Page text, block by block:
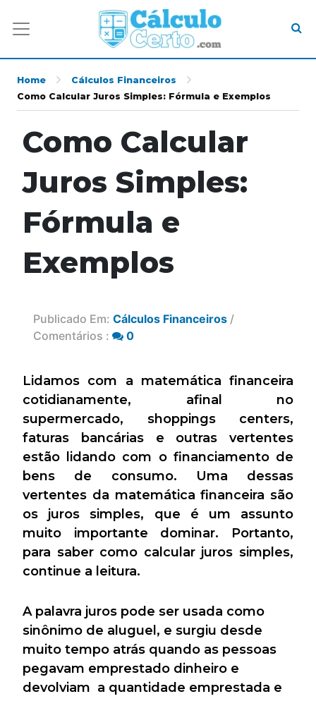
Home
Cálculos Financeiros
Como Calcular Juros Simples: Fórmula e Exemplos
Como Calcular
Juros Simples:
Fórmula e
Exemplos
Publicado Em: Cálculos Financeiros /
Comentários :
0
Lidamos com a matemática financeira
cotidianamente, afinal no
supermercado, shoppings centers,
faturas bancárias e outras vertentes
estão lidando com o financiamento de
bens de consumo. Uma dessas
vertentes da matemática financeira são
os juros simples, que é um assunto
muito importante dominar. Portanto,
para saber como calcular juros simples,
continue a leitura.
A palavra juros pode ser usada como
sinônimo de aluguel, e surgiu desde
muito tempo atrás quando as pessoas
pegavam emprestado dinheiro e
devolviam a quantidade emprestada e